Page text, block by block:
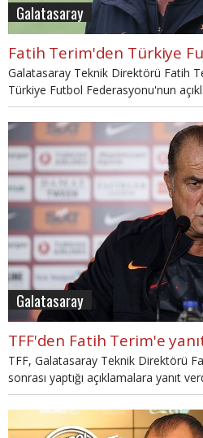
Galatasaray
Galatasaray Teknik Direktörü Fatih
Türkiye Futbol Federasyonu'nun
Galatasaray
TFF'den Fatih Terim'e
TFF, Galatasaray Teknik Direktörü
sonrası yaptığı açıklamalara yanıt